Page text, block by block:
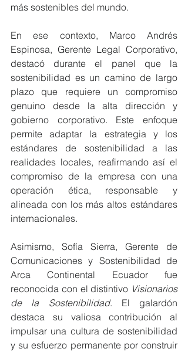
más sostenibles del mundo.
En ese contexto, Marco Andrés
Espinosa, Gerente Legal Corporativo,
destacó durante el panel que la
sostenibilidad es un camino de largo
plazo que requiere un compromiso
genuino desde la alta dirección y
gobierno corporativo. Este enfoque
permite adaptar la estrategia y los
estándares de sostenibilidad a las
realidades locales, reafirmando así el
compromiso de la empresa con una
operación ética, responsable y
alineada con los más altos estándares
internacionales.
Asimismo, Sofía Sierra, Gerente de
Comunicaciones y Sostenibilidad de
Arca Continental Ecuador fue
reconocida con el distintivo Visionarios
de la Sostenibilidad. El galardón
destaca su valiosa contribución al
impulsar una cultura de sostenibilidad
y su esfuerzo permanente por construir